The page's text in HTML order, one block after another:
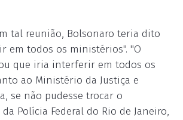
tal reunião, Bolsonaro teria dito
em todos os ministérios". "O
que iria interferir em todos os
ao Ministério da Justiça e
se não pudesse trocar o
Polícia Federal do Rio de Janeiro,